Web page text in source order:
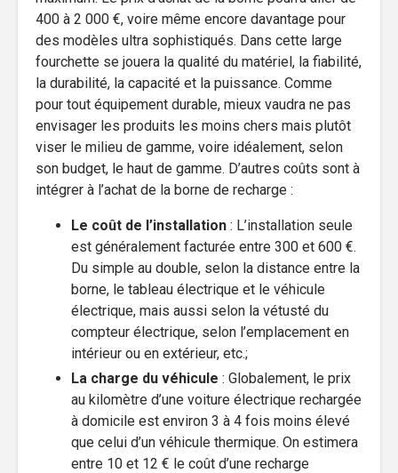
400 à 2 000 €, voire même encore davantage pour
des modèles ultra sophistiqués. Dans cette large
fourchette se jouera la qualité du matériel, la fiabilité,
la durabilité, la capacité et la puissance. Comme
pour tout équipement durable, mieux vaudra ne pas
envisager les produits les moins chers mais plutôt
viser le milieu de gamme, voire idéalement, selon
son budget, le haut de gamme. D’autres coûts sont à
intégrer à l’achat de la borne de recharge :
Le coût de l’installation : L’installation seule
est généralement facturée entre 300 et 600 €.
Du simple au double, selon la distance entre la
borne, le tableau électrique et le véhicule
électrique, mais aussi selon la vétusté du
compteur électrique, selon l’emplacement en
intérieur ou en extérieur, etc.;
La charge du véhicule : Globalement, le prix
au kilomètre d’une voiture électrique rechargée
à domicile est environ 3 à 4 fois moins élevé
que celui d’un véhicule thermique. On estimera
entre 10 et 12 € le coût d’une recharge